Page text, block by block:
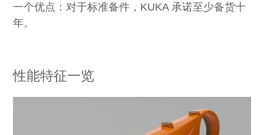
一个优点：对于标准备件，KUKA 承诺至少备货十
年。
性能特征一览